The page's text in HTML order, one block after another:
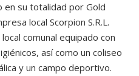
en su totalidad por Gold
local Scorpion S.R.L.
comunal equipado con
así como un coliseo
y un campo deportivo.